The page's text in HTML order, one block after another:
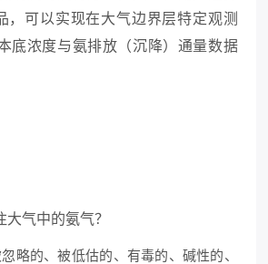
，可以实现在大气边界层特定观测
底浓度与氨排放（沉降）通量数据
气中的氨气？
略的、被低估的、有毒的、碱性的、